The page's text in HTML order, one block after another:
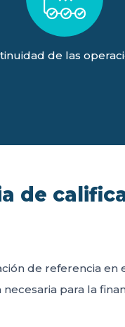
de las
de
de referencia
necesaria para la